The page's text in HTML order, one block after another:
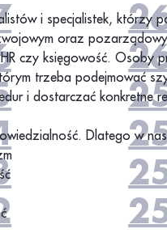
i specjalistek, którzy
oraz
czy księgowość. Osoby
trzeba podejmować
i dostarczać konkretne
Dlatego w